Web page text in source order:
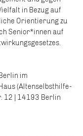
in Bezug auf
Orientierung zu
Senior*innen auf
im
(Altenselbsthilfe-
12 | 14193 Berlin